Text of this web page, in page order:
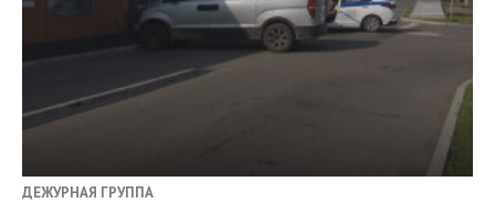
ДЕЖУРНАЯ ГРУППА